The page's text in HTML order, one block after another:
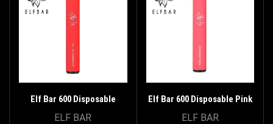
Elf Bar 600 Disposable
Watermelon 20mg/2ml
ELF BAR
Elf Bar 600 Disposable Pink
Lemonade 20mg/2ml
ELF BAR